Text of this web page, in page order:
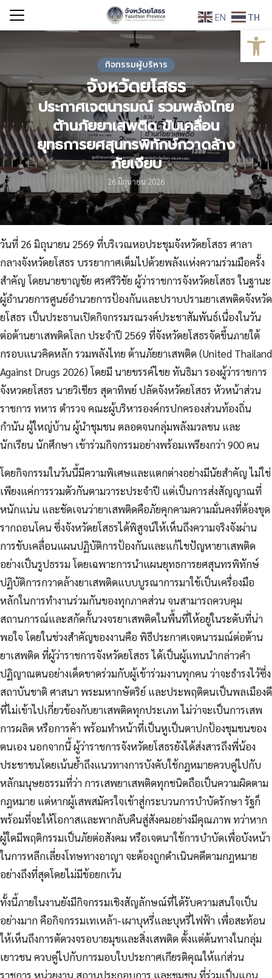
Skip
กิจกรรมผู้บริหาร
จังหวัดยโสธร
ประกาศเจตนารมณ์ รวมพลังไทย
ต้านภัยยาเสพติด ขับเคลื่อน
ยุทธการยศสุนทรพิทักษ์กวาดล้าง
ภัยเงียบ
26 มิถุนายน 2026
วันที่ 26 มิถุนายน 2569 ที่บริเวณหอประชุมจังหวัดยโสธร ศาลา
กลางจังหวัดยโสธร บรรยากาศเต็มไปด้วยพลังแห่งความร่วมมือครั้ง
สำคัญ โดยนายชาญชัย ศรศรีวิชัย ผู้ว่าราชการจังหวัดยโสธร ในฐานะ
ผู้อำนวยการศูนย์อำนวยการป้องกันและปราบปรามยาเสพติดจังหวัด
ยโสธร เป็นประธานเปิดกิจกรรมรณรงค์ประชาสัมพันธ์เนื่องในวัน
ต่อต้านยาเสพติดโลก ประจำปี 2569 ที่จังหวัดยโสธรจัดขึ้นภายใต้
กรอบแนวคิดหลัก รวมพลังไทย ต้านภัยยาเสพติด (United Thailand
Against Drugs 2026) โดยมี นายขรรค์ไชย ทันธิมา รองผู้ว่าราชการ
จังหวดยโสธร นายวิเชียร สุดาทิพย์ ปลัดจังหวัดยโสธร หัวหน้าส่วน
ราชการ ทหาร ตำรวจ คณะผู้บริหารองค์กรปกครองส่วนท้องถิ่น
กำนัน ผู้ใหญ่บ้าน ผู้นำชุมชน ตลอดจนกลุ่มพลังมวลชน และ
นักเรียน นักศึกษา เข้าร่วมกิจกรรมอย่างพร้อมเพรียงกว่า 900 คน
โดยกิจกรรมในวันนี้มีความพิเศษและแตกต่างอย่างมีนัยสำคัญ ไม่ใช่
เพียงแค่การรวมตัวกันตามวาระประจำปี แต่เป็นการส่งสัญญาณที่
หนักแน่น และชัดเจนว่ายาเสพติดคือภัยคุกคามความมั่นคงที่ต้องขุด
รากถอนโคน ซึ่งจังหวัดยโสธรได้พิสูจน์ให้เห็นถึงความจริงจังผ่าน
การขับเคลื่อนแผนปฏิบัติการป้องกันและแก้ไขปัญหายาเสพติด
อย่างเป็นรูปธรรม โดยเฉพาะการนำแผนยุทธการยศสุนทรพิทักษ์
ปฏิบัติการกวาดล้างยาเสพติดแบบบูรณาการมาใช้เป็นเครื่องมือ
หลักในการทำงานร่วมกันของทุกภาคส่วน จนสามารถควบคุม
สถานการณ์และสกัดกั้นวงจรยาเสพติดในพื้นที่ให้อยู่ในระดับที่น่า
พอใจ โดยในช่วงสำคัญของงานคือ พิธีประกาศเจตนารมณ์ต่อต้าน
ยาเสพติด ที่ผู้ว่าราชการจังหวัดยโสธร ได้เป็นผู้แทนนำกล่าวคำ
ปฏิญาณตนอย่างเด็ดขาดร่วมกับผู้เข้าร่วมงานทุกคน ว่าจะธำรงไว้ซึ่ง
สถาบันชาติ ศาสนา พระมหากษัตริย์ และประพฤติตนเป็นพลเมืองดี
ที่ไม่เข้าไปเกี่ยวข้องกับยาเสพติดทุกประเภท ไม่ว่าจะเป็นการเสพ
การผลิต หรือการค้า พร้อมทำหน้าที่เป็นหูเป็นตาปกป้องชุมชนของ
ตนเอง นอกจากนี้ ผู้ว่าราชการจังหวัดยโสธรยังได้ส่งสารถึงพี่น้อง
ประชาชนโดยเน้นย้ำถึงแนวทางการบังคับใช้กฎหมายควบคู่ไปกับ
หลักมนุษยธรรมที่ว่า การเสพยาเสพติดทุกชนิดถือเป็นความผิดตาม
กฎหมาย แต่หากผู้เสพสมัครใจเข้าสู่กระบวนการบำบัดรักษา รัฐก็
พร้อมที่จะให้โอกาสและพากลับคืนสู่สังคมอย่างมีคุณภาพ ทว่าหาก
ผู้ใดมีพฤติกรรมเป็นภัยต่อสังคม หรือเจตนาใช้การบำบัดเพื่อบังหน้า
ในการหลีกเลี่ยงโทษทางอาญา จะต้องถูกดำเนินคดีตามกฎหมาย
อย่างถึงที่สุดโดยไม่มีข้อยกเว้น
ทั้งนี้ภายในงานยังมีกิจกรรมเชิงสัญลักษณ์ที่ได้รับความสนใจเป็น
อย่างมาก คือกิจกรรมเทเหล้า-เผาบุหรี่และบุหรี่ไฟฟ้า เพื่อสะท้อน
ให้เห็นถึงการตัดวงจรอบายมุขและสิ่งเสพติด ตั้งแต่ต้นทางในกลุ่ม
เยาวชน ควบคู่ไปกับการมอบใบประกาศเกียรติคุณให้แก่ส่วน
ราชการ หน่วยงาน สถานประกอบการ และชุมชน ที่ร่วมเป็นแกน
EN TH